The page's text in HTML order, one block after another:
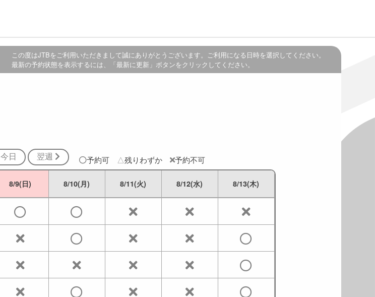
この度はJTBをご利用いただきまして誠にありがとうございます。ご利用になる日時を選択してください。
最新の予約状態を表示するには、「最新に更新」ボタンをクリックしてください。
今日 翌週 予約可 △残りわずか 予約不可
8/9(日) 8/10(月) 8/11(火) 8/12(水) 8/13(木)